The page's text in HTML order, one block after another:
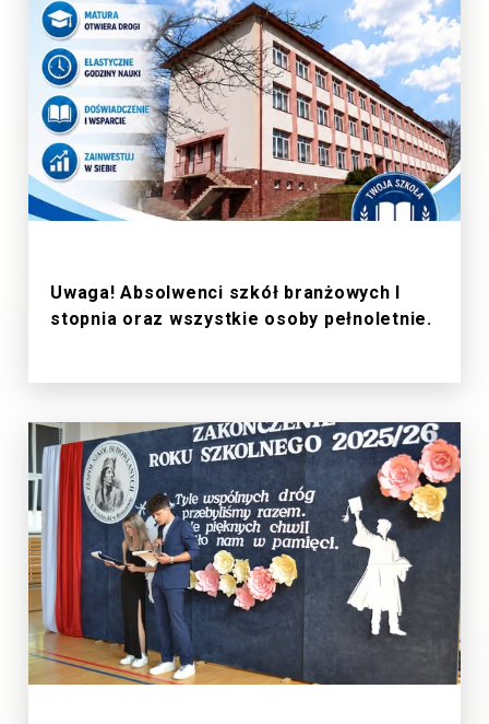
Uwaga! Absolwenci szkół branżowych I
stopnia oraz wszystkie osoby pełnoletnie.